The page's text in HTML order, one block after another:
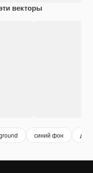
векторы
синий фон